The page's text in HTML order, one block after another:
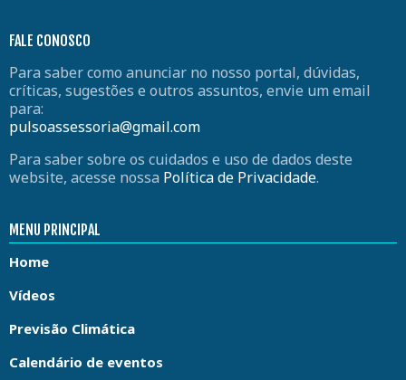
FALE CONOSCO
Para saber como anunciar no nosso portal, dúvidas,
críticas, sugestões e outros assuntos, envie um email
para:
pulsoassessoria@gmail.com
Para saber sobre os cuidados e uso de dados deste
website, acesse nossa Política de Privacidade.
MENU PRINCIPAL
Home
Vídeos
Previsão Climática
Calendário de eventos